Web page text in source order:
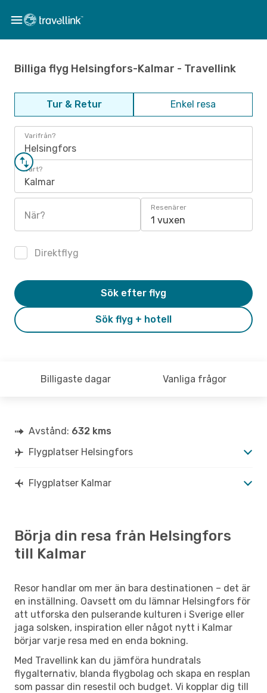
Billiga flyg Helsingfors-Kalmar - Travellink
Tur & Retur Enkel resa
Varifrån?
Helsingfors
Vart?
Kalmar
När?
Resenärer
1 vuxen
Direktflyg
Sök flyg + hotell
Sök efter flyg
Billigaste dagar Vanliga frågor
Avstånd: 632 kms
Flygplatser Helsingfors
Flygplatser Kalmar
Börja din resa från Helsingfors
till Kalmar
Resor handlar om mer än bara destinationen – det är
en inställning. Oavsett om du lämnar Helsingfors för
att utforska den pulserande kulturen i Sverige eller
jaga solsken, inspiration eller något nytt i Kalmar
börjar varje resa med en enda bokning.
Med Travellink kan du jämföra hundratals
flygalternativ, blanda flygbolag och skapa en resplan
som passar din resestil och budget. Vi kopplar dig till